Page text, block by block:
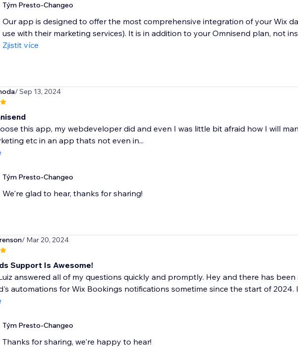
Tým Presto-Changeo
Our app is designed to offer the most comprehensive integration of your Wix
use with their marketing services). It is in addition to your Omnisend plan, not
Zjistit více
/ Sep 13, 2024
this app, my webdeveloper did and even I was little bit afraid how I will
etc in an app thats not even in...
Tým Presto-Changeo
We're glad to hear, thanks for sharing!
/ Mar 20, 2024
Support Is Awesome!
answered all of my questions quickly and promptly. Hey and there has
automations for Wix Bookings notifications sometime since the start of 2024.
Tým Presto-Changeo
Thanks for sharing, we're happy to hear!